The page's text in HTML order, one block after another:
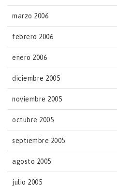
marzo 2006
febrero 2006
enero 2006
diciembre 2005
noviembre 2005
octubre 2005
septiembre 2005
agosto 2005
julio 2005